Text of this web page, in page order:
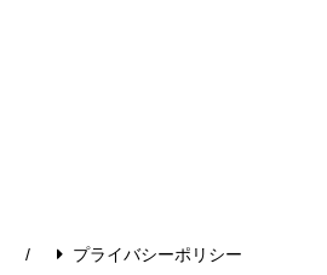
プライバシーポリシー